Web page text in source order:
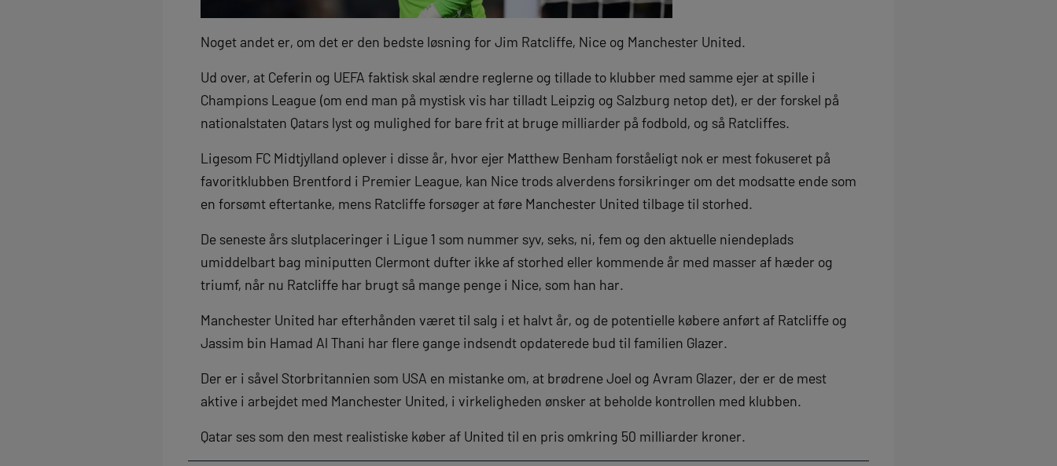
Noget andet er, om det er den bedste løsning for Jim Ratcliffe, Nice og Manchester United.
Ud over, at Ceferin og UEFA faktisk skal ændre reglerne og tillade to klubber med samme ejer at spille i
Champions League (om end man på mystisk vis har tilladt Leipzig og Salzburg netop det), er der forskel på
nationalstaten Qatars lyst og mulighed for bare frit at bruge milliarder på fodbold, og så Ratcliffes.
Ligesom FC Midtjylland oplever i disse år, hvor ejer Matthew Benham forståeligt nok er mest fokuseret på
favoritklubben Brentford i Premier League, kan Nice trods alverdens forsikringer om det modsatte ende som
en forsømt eftertanke, mens Ratcliffe forsøger at føre Manchester United tilbage til storhed.
De seneste års slutplaceringer i Ligue 1 som nummer syv, seks, ni, fem og den aktuelle niendeplads
umiddelbart bag miniputten Clermont dufter ikke af storhed eller kommende år med masser af hæder og
triumf, når nu Ratcliffe har brugt så mange penge i Nice, som han har.
Manchester United har efterhånden været til salg i et halvt år, og de potentielle købere anført af Ratcliffe og
Jassim bin Hamad Al Thani har flere gange indsendt opdaterede bud til familien Glazer.
Der er i såvel Storbritannien som USA en mistanke om, at brødrene Joel og Avram Glazer, der er de mest
aktive i arbejdet med Manchester United, i virkeligheden ønsker at beholde kontrollen med klubben.
Qatar ses som den mest realistiske køber af United til en pris omkring 50 milliarder kroner.